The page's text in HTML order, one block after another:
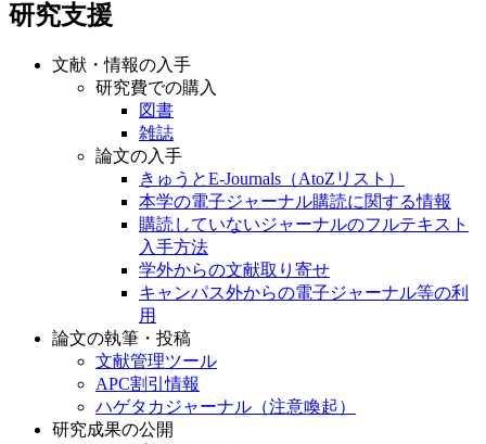
研究支援
文献・情報の入手
研究費での購入
図書
雑誌
論文の入手
きゅうとE-Journals（AtoZリスト）
本学の電子ジャーナル購読に関する情報
購読していないジャーナルのフルテキスト
入手方法
学外からの文献取り寄せ
キャンパス外からの電子ジャーナル等の利
用
論文の執筆・投稿
文献管理ツール
APC割引情報
ハゲタカジャーナル（注意喚起）
研究成果の公開